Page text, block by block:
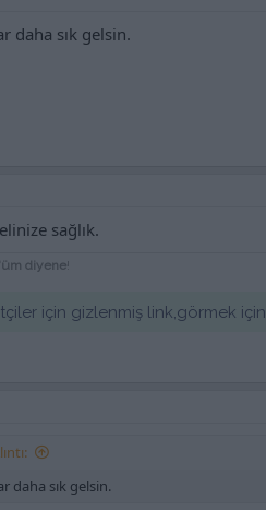
daha sık gelsin.
sağlık.
diyene!
için gizlenmiş link,görmek için
daha sık gelsin.